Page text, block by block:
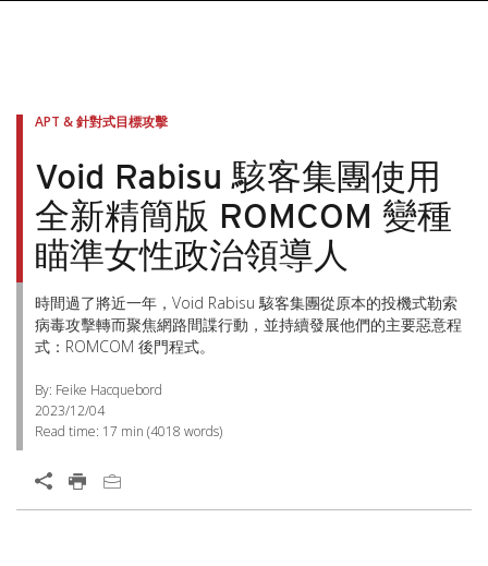
APT & 針對式目標攻擊
Void Rabisu 駭客集團使用
全新精簡版 ROMCOM 變種
瞄準女性政治領導人
時間過了將近一年，Void Rabisu 駭客集團從原本的投機式勒索
病毒攻擊轉而聚焦網路間諜行動，並持續發展他們的主要惡意程
式：ROMCOM 後門程式。
By: Feike Hacquebord
2023/12/04
Read time: 17 min (4018 words)